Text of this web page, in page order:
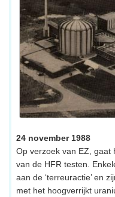
24 november 1988
Op verzoek van EZ, gaat
van de HFR testen.
aan de ‘terreuractie’ en
met het hoogverrijkt